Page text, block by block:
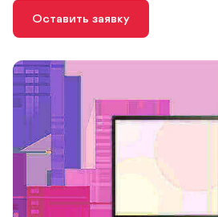
Оставить заявку